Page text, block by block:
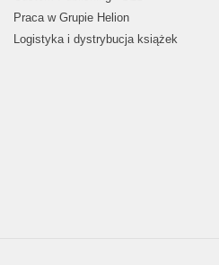
Praca w Grupie Helion
Logistyka i dystrybucja książek